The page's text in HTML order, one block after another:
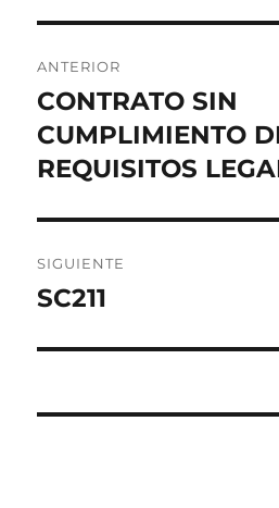
de
entradas
ANTERIOR
Entrada
anterior:
CONTRATO SIN
CUMPLIMIENTO
REQUISITOS
SIGUIENTE
Entrada
SC211